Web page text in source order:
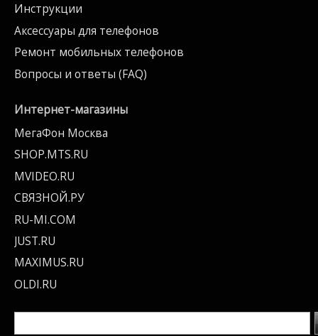
Инструкции
Аксессуары для телефонов
Ремонт мобильных телефонов
Вопросы и ответы (FAQ)
Интернет-магазины
МегаФон Москва
SHOP.MTS.RU
MVIDEO.RU
СВЯЗНОЙ.РУ
RU-MI.COM
JUST.RU
MAXIMUS.RU
OLDI.RU